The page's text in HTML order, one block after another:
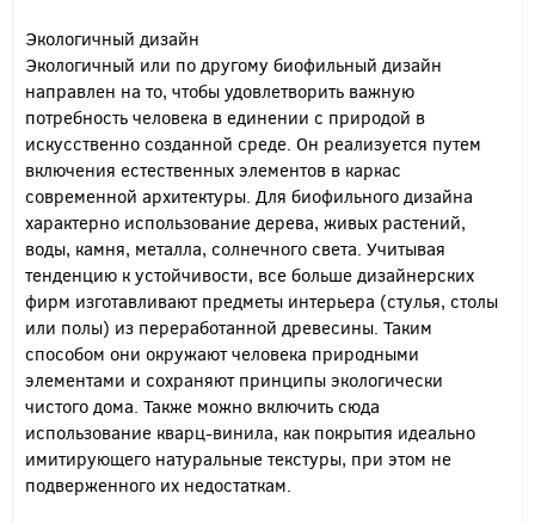
Экологичный дизайн
Экологичный или по другому биофильный дизайн
направлен на то, чтобы удовлетворить важную
потребность человека в единении с природой в
искусственно созданной среде. Он реализуется путем
включения естественных элементов в каркас
современной архитектуры. Для биофильного дизайна
характерно использование дерева, живых растений,
воды, камня, металла, солнечного света. Учитывая
тенденцию к устойчивости, все больше дизайнерских
фирм изготавливают предметы интерьера (стулья, столы
или полы) из переработанной древесины. Таким
способом они окружают человека природными
элементами и сохраняют принципы экологически
чистого дома. Также можно включить сюда
использование кварц-винила, как покрытия идеально
имитирующего натуральные текстуры, при этом не
подверженного их недостаткам.